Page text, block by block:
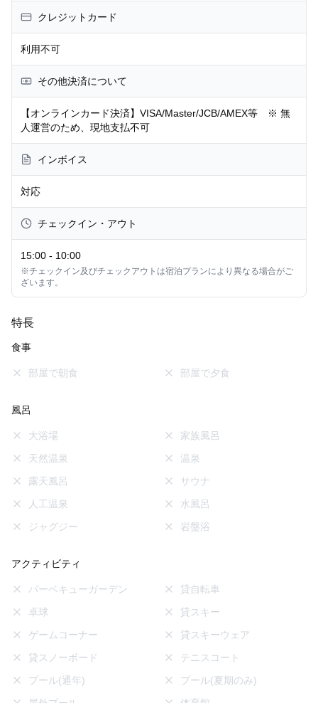
クレジットカード
利用不可
その他決済について
【オンラインカード決済】VISA/Master/JCB/AMEX等 ※ 無
人運営のため、現地支払不可
インボイス
対応
チェックイン・アウト
15:00 - 10:00
※チェックイン及びチェックアウトは宿泊プランにより異なる場合がご
ざいます。
特長
食事
部屋で朝食 部屋で夕食
風呂
大浴場
家族風呂
天然温泉
温泉
露天風呂
サウナ
人工温泉
水風呂
ジャグジー
岩盤浴
アクティビティ
バーベキューガーデン
貸自転車
卓球
貸スキー
ゲームコーナー
貸スキーウェア
貸スノーボード
テニスコート
プール(通年)
プール(夏期のみ)